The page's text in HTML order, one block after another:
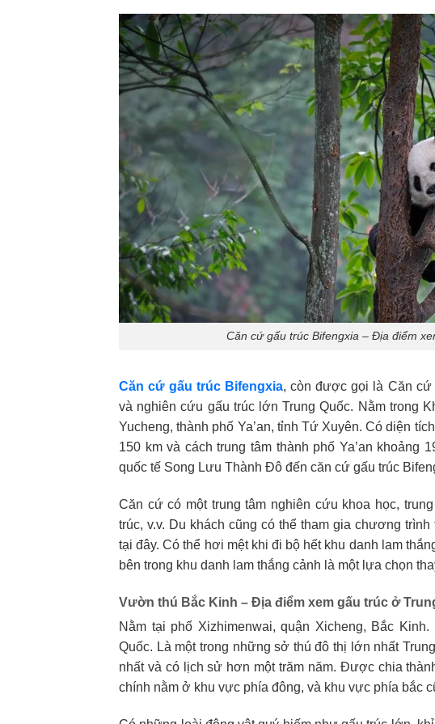
Căn cứ gấu trúc Bifengxia – Địa điểm
Căn cứ gấu trúc Bifengxia, còn được gọi là Căn cứ
và nghiên cứu gấu trúc lớn Trung Quốc. Nằm trong
Yucheng, thành phố Ya’an, tỉnh Tứ Xuyên. Có diện
150 km và cách trung tâm thành phố Ya’an khoảng
quốc tế Song Lưu Thành Đô đến căn cứ gấu trúc
Căn cứ có một trung tâm nghiên cứu khoa học,
trúc, v.v. Du khách cũng có thể tham gia chương
tại đây. Có thể hơi mệt khi đi bộ hết khu danh lam
bên trong khu danh lam thắng cảnh là một lựa chọn
Vườn thú Bắc Kinh – Địa điểm xem gấu trúc ở
Nằm tại phố Xizhimenwai, quận Xicheng, Bắc
Quốc. Là một trong những sở thú đô thị lớn nhất
nhất và có lịch sử hơn một trăm năm. Được chia
chính nằm ở khu vực phía đông, và khu vực phía bắc